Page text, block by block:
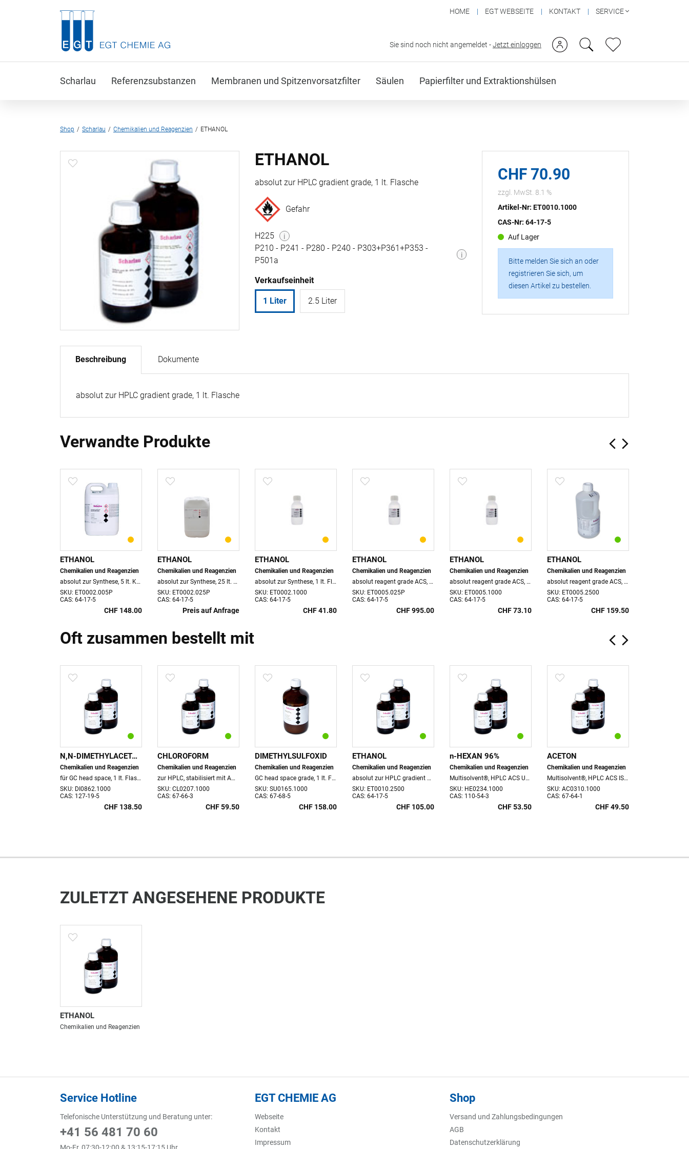
HOME EGT WEBSEITE KONTAKT SERVICE
Sie sind noch nicht angemeldet -Jetzt einloggen
Scharlau Referenzsubstanzen Membranen und Spitzenvorsatzfilter Säulen Papierfilter und Extraktionshülsen
Shop Scharlau Chemikalien und Reagenzien ETHANOL
ETHANOL
absolut zur HPLC gradient grade, 1 lt. Flasche
Gefahr
H225 i
P210 - P241 - P280 - P240 - P303+P361+P353 -
P501a
i
Verkaufseinheit
1 Liter 2.5 Liter
CHF 70.90
zzgl. MwSt. 8.1 %
Artikel-Nr: ET0010.1000
CAS-Nr: 64-17-5
Auf Lager
Bitte melden Sie sich an oder
registrieren Sie sich, um
diesen Artikel zu bestellen.
Beschreibung Dokumente
absolut zur HPLC gradient grade, 1 lt. Flasche
Verwandte Produkte
ETHANOL
Chemikalien und Reagenzien
absolut zur Synthese, 5 lt. Kanister
SKU: ET0002.005P
CAS: 64-17-5
CHF 148.00
ETHANOL
Chemikalien und Reagenzien
absolut zur Synthese, 25 lt. Kanister nur für wissenschaftliche Zwecke
SKU: ET0002.025P
CAS: 64-17-5
Preis auf Anfrage
ETHANOL
Chemikalien und Reagenzien
absolut zur Synthese, 1 lt. Flasche
SKU: ET0002.1000
CAS: 64-17-5
CHF 41.80
ETHANOL
Chemikalien und Reagenzien
absolut reagent grade ACS, 25 lt. HDPE Kanister
SKU: ET0005.025P
CAS: 64-17-5
CHF 995.00
ETHANOL
Chemikalien und Reagenzien
absolut reagent grade ACS, ExpertQ®, 1 lt. Flasche
SKU: ET0005.1000
CAS: 64-17-5
CHF 73.10
ETHANOL
Chemikalien und Reagenzien
absolut reagent grade ACS, 2.5 lt. Flasche
SKU: ET0005.2500
CAS: 64-17-5
CHF 159.50
Oft zusammen bestellt mit
N,N-DIMETHYLACETAMID
Chemikalien und Reagenzien
für GC head space, 1 lt. Flasche
SKU: DI0862.1000
CAS: 127-19-5
CHF 138.50
CHLOROFORM
Chemikalien und Reagenzien
zur HPLC, stabilisiert mit Amylene (150 ppm), 1 lt. Flasche
SKU: CL0207.1000
CAS: 67-66-3
CHF 59.50
DIMETHYLSULFOXID
Chemikalien und Reagenzien
GC head space grade, 1 lt. Flasche
SKU: SU0165.1000
CAS: 67-68-5
CHF 158.00
ETHANOL
Chemikalien und Reagenzien
absolut zur HPLC gradient grade, 2.5 lt. Flaschen
SKU: ET0010.2500
CAS: 64-17-5
CHF 105.00
n-HEXAN 96%
Chemikalien und Reagenzien
Multisolvent®, HPLC ACS UV-VIS, 1 lt. Flasche
SKU: HE0234.1000
CAS: 110-54-3
CHF 53.50
ACETON
Chemikalien und Reagenzien
Multisolvent®, HPLC ACS ISO UV-VIS, 1 lt. Flasche, VOC 0.79 kg
SKU: AC0310.1000
CAS: 67-64-1
CHF 49.50
ZULETZT ANGESEHENE PRODUKTE
ETHANOL
Chemikalien und Reagenzien
Service Hotline
Telefonische Unterstützung und Beratung unter:
+41 56 481 70 60
EGT CHEMIE AG
Webseite
Kontakt
Impressum
Shop
Versand und Zahlungsbedingungen
AGB
Datenschutzerklärung